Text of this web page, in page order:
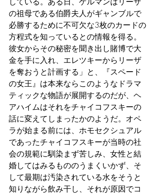
の祖母である伯爵夫人がギャンブルで
必勝するために不可欠な3枚のカードの
方程式を知っているとの情報を得る。
彼女からその秘密を聞き出し賭博で大
金を手に入れ、エレツキーからリーザ
を奪おうと計画する」と、『スペード
の女王』は本来ならこのようなドラマ
ティックな物語が展開するのだが、ヘ
アハイムはそれをチャイコフスキーの
話に変えてしまったかのようだ。オペ
ラが始まる前には、ホモセクシュアル
であったチャイコフスキーが当時の社
会の規範に馴染まず苦しみ、女性と結
婚してはみるもののうまくいかず、そ
して最期は汚染されている水をそうと
知りながら飲み干し、それが原因でコ